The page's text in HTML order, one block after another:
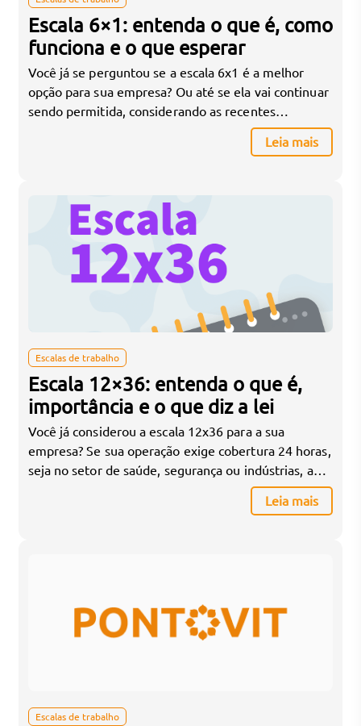
Escala 6×1: entenda o que é, como
funciona e o que esperar
Você já se perguntou se a escala 6x1 é a melhor
opção para sua empresa? Ou até se ela vai continuar
sendo permitida, considerando as recentes
discussões na Câmara dos Deputados? A escala 6x1,
onde o colaborador trabalha seis dias seguidos e
Leia mais
Escalas de trabalho
Escala 12×36: entenda o que é,
importância e o que diz a lei
Você já considerou a escala 12x36 para a sua
empresa? Se sua operação exige cobertura 24 horas,
seja no setor de saúde, segurança ou indústrias, a
escala 12x36 pode ser a solução ideal para garantir
que sua equipe esteja sempre pronta para atender
Leia mais
Escalas de trabalho